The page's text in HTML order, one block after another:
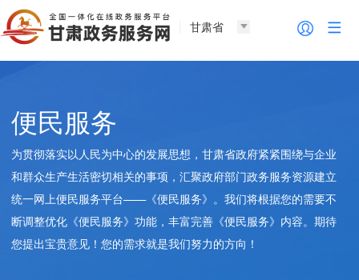
甘肃省
便民服务
为贯彻落实以人民为中心的发展思想，甘肃省政府紧紧围绕与企业
和群众生产生活密切相关的事项，汇聚政府部门政务服务资源建立
统一网上便民服务平台——《便民服务》。我们将根据您的需要不
断调整优化《便民服务》功能，丰富完善《便民服务》内容。期待
您提出宝贵意见！您的需求就是我们努力的方向！